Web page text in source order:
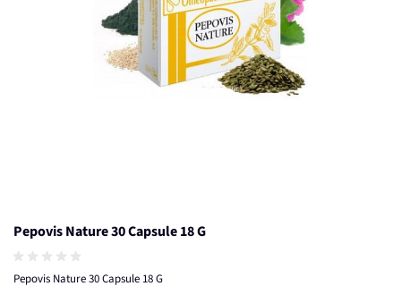
Pepovis Nature 30 Capsule 18 G
Pepovis Nature 30 Capsule 18 G